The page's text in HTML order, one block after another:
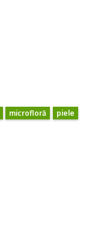
microfloră piele